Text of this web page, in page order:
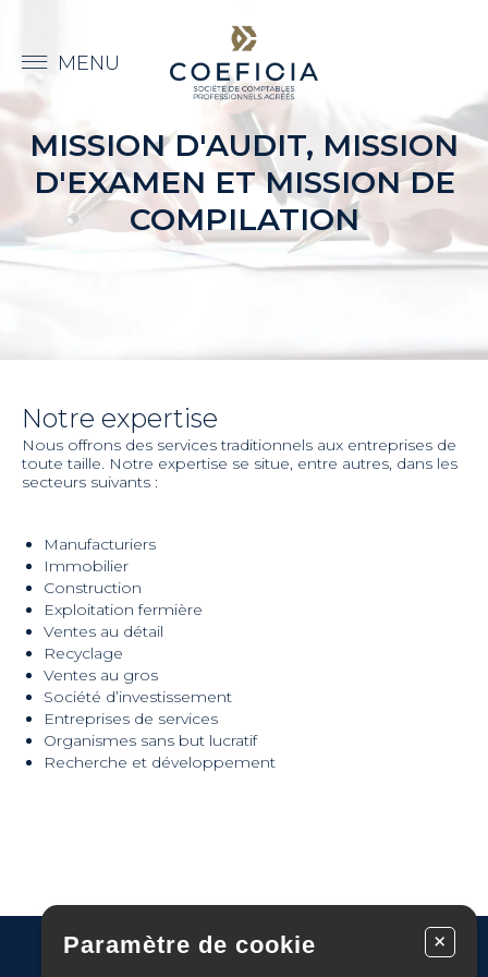
MISSION D'AUDIT, MISSION
D'EXAMEN ET MISSION DE
COMPILATION
Notre expertise
Nous offrons des services traditionnels aux entreprises de
toute taille. Notre expertise se situe, entre autres, dans les
secteurs suivants :
Manufacturiers
Immobilier
Construction
Exploitation fermière
Ventes au détail
Recyclage
Ventes au gros
Société d’investissement
Entreprises de services
Organismes sans but lucratif
Recherche et développement
Paramètre de cookie +